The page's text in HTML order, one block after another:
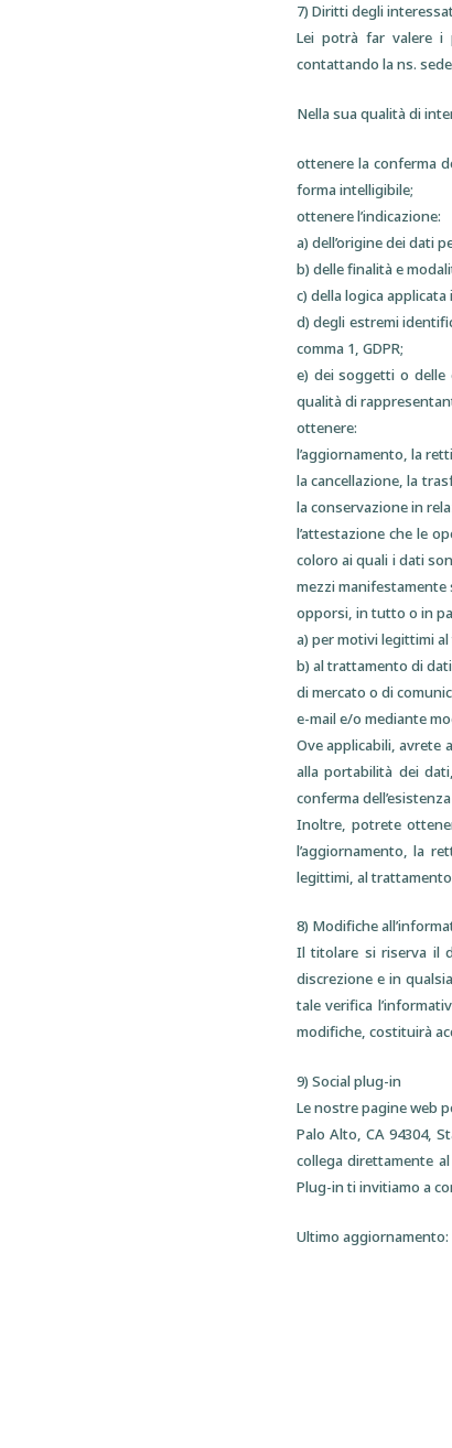
7) Diritti degli
Lei potrà far valere i
contattando la ns.
Nella sua qualità di
ottenere la conferma
forma intelligibile;
ottenere l’indicazione:
a) dell’origine dei dati
b) delle finalità e
c) della logica
d) degli estremi
comma 1, GDPR;
e) dei soggetti o delle
qualità di
ottenere:
l’aggiornamento, la
la cancellazione, la
la conservazione in
l’attestazione che le
coloro ai quali i dati
mezzi
opporsi, in tutto o in
a) per motivi legittimi
b) al trattamento di
di mercato o di
e-mail e/o mediante
Ove applicabili, avrete
alla portabilità dei
conferma
Inoltre, potrete
l’aggiornamento, la
legittimi, al
8) Modifiche
Il titolare si riserva il
discrezione e in
tale verifica
modifiche, costituirà
9) Social plug-in
Le nostre pagine web
Palo Alto, CA 94304,
collega direttamente
Plug-in ti invitiamo a
Ultimo aggiornamento: